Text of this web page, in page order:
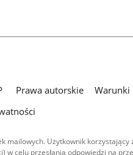
Prawa autorskie Warunki
mailowych. Użytkownik
celu przesłania odpowiedzi na